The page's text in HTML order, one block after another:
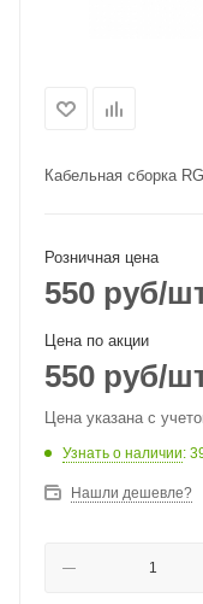
Кабельная сборка
Розничная цена
550 руб/
Цена по акции
550 руб/
Цена указана с
Узнать о наличии:
Нашли дешевле?